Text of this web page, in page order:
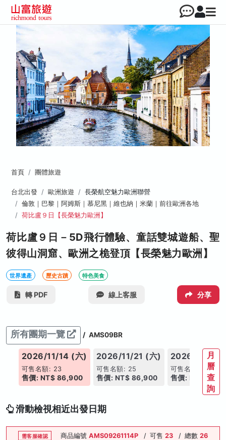
首頁 團體旅遊
台北出發 歐洲旅遊
長榮航空魅力歐洲聯營
倫敦｜巴黎｜阿姆斯｜慕尼黑｜維也納｜米蘭｜前往歐洲各地
荷比盧９日【長榮魅力歐洲】
荷比盧９日－5D飛行體驗、童話雙城遊船、聖
彼得山洞窟、歐洲之桅登頂【長榮魅力歐洲】
世界遺產 歷史古蹟 特色美食
轉 PDF 線上客服 分享
所有團期一覽 / AMS09BR
2026/11/14 (六)
可售名額: 23
售價: NT$ 86,900
2026/11/21 (六)
可售名額: 25
售價: NT$ 86,900
2026/11/26
可售名額: 25
售價: NT$
月
曆
查
詢
滑動檢視相近出發日期
需客服確認 商品編號AMS09261114P / 可售23 / 總數26